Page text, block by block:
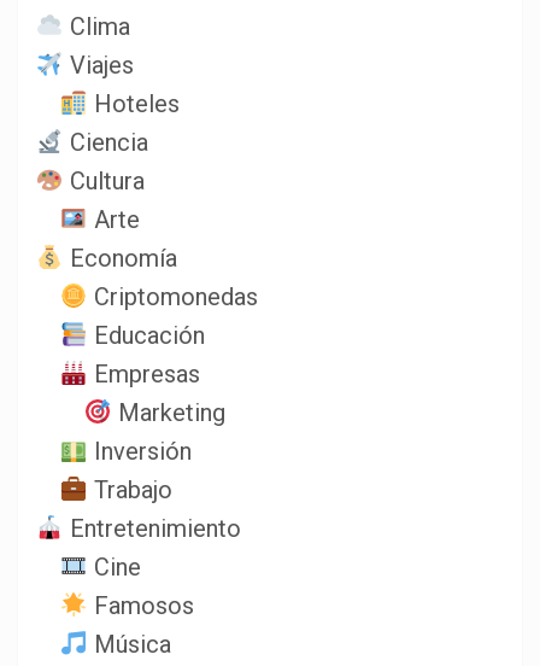
Clima
Viajes
Hoteles
Ciencia
Cultura
Arte
Economía
Criptomonedas
Educación
Empresas
Marketing
Inversión
Trabajo
Entretenimiento
Cine
Famosos
Música